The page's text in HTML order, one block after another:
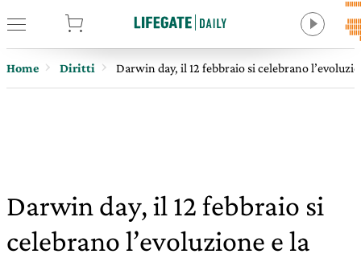
Home Diritti Darwin day, il 12 febbraio si celebrano
Darwin day, il 12 febbraio si
celebrano l’evoluzione e la